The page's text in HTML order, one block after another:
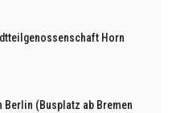
Horn
Berlin (Busplatz ab Bremen